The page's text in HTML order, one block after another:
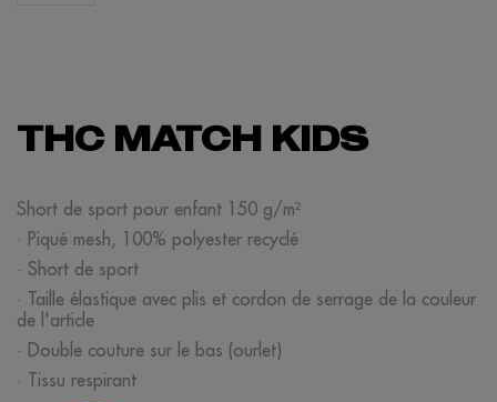
THC MATCH KIDS
Short de sport pour enfant 150 g/m²
· Piqué mesh, 100% polyester recyclé
· Short de sport
· Taille élastique avec plis et cordon de serrage de la couleur
de l'article
· Double couture sur le bas (ourlet)
· Tissu respirant